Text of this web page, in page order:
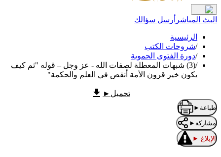
البث المباشر أرسل سؤالك
الرئيسية
/شروحات الكتب
/دورة الفتوى الحموية
/
(3) شبهات المعطلة لصفات الله - عز وجل – قوله "ثم كيف
يكون خير قرون الأمة أنقص في العلم والحكمة"
تحميل ►
طباعة ►
مشاركة ►
الإبلاغ ►